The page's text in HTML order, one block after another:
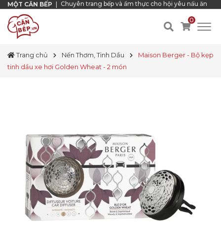
MỘT CĂN BẾP Chuyên trang bếp và ẩm thực cho hội yêu nấu ăn
0
Trang chủ Nến Thơm, Tinh Dầu
Maison Berger - Bộ kẹp
tinh dầu xe hơi Golden Wheat - 2 món